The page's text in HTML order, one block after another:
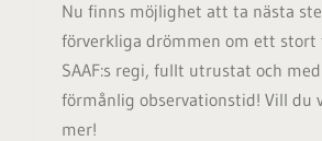
Nu finns möjlighet att ta nästa
förverkliga drömmen om ett stort
SAAF:s regi, fullt utrustat och
förmånlig observationstid! Vill du
mer!